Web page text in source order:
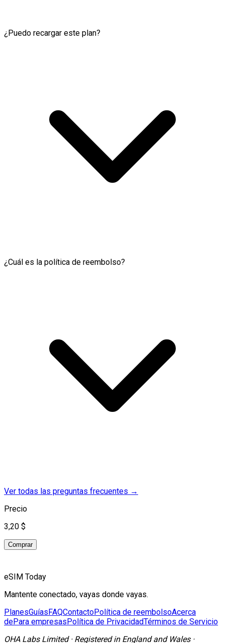
¿Puedo recargar este plan?
¿Cuál es la política de reembolso?
Ver todas las preguntas frecuentes →
Precio
3,20 $
Comprar
eSIM Today
Mantente conectado, vayas donde vayas.
PlanesGuíasFAQContactoPolítica de reembolsoAcerca
dePara empresasPolítica de PrivacidadTérminos de Servicio
OHA Labs Limited· Registered in England and Wales·